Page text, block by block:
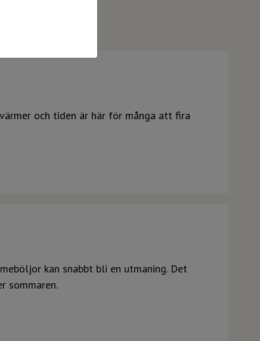
och tiden är här för många att fira
kan snabbt bli en utmaning. Det
sommaren.